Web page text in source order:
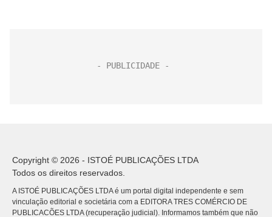
Copyright © 2026 - ISTOÉ PUBLICAÇÕES LTDA
Todos os direitos reservados.
A ISTOÉ PUBLICAÇÕES LTDA é um portal digital independente e sem
vinculação editorial e societária com a EDITORA TRES COMÉRCIO DE
PUBLICACÕES LTDA (recuperação judicial). Informamos também que não